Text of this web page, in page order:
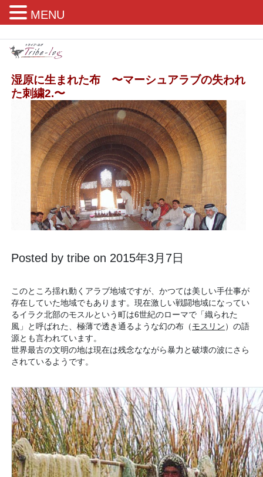
湿原に生まれた布 〜マーシュアラブの失われ
た刺繍2.〜
Posted by tribe on 2015年3月7日
このところ揺れ動くアラブ地域ですが、かつては美しい手仕事が
存在していた地域でもあります。現在激しい戦闘地域になってい
るイラク北部のモスルという町は6世紀のローマで「織られた
風」と呼ばれた、極薄で透き通るような幻の布（ モスリン ）の語
源とも言われています。
世界最古の文明の地は現在は残念なながら暴力と破壊の波にさら
されているようです。
MENU